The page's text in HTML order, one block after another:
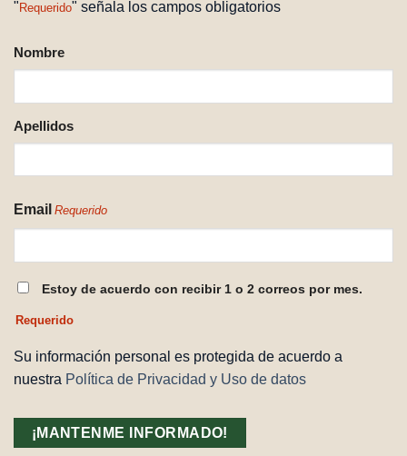
" Requerido" señala los campos obligatorios
NOMBRE
REQUERIDO
Nombre
Apellidos
Email Requerido
CONSENTIMIENTO
Estoy de acuerdo con recibir 1 o 2 correos por mes.
Requerido
Su información personal es protegida de acuerdo a
nuestra Política de Privacidad y Uso de datos